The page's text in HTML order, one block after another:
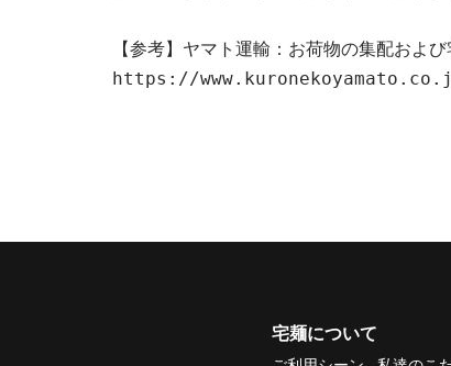
【参考】ヤマト運輸：お荷物の集配およ
https://
宅麺について